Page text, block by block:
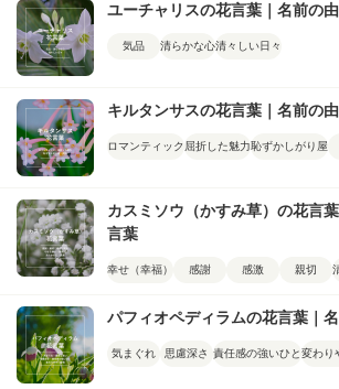
ユーチャリスの花言葉｜名前の
気品 清らかな心清々しい日々
キルタンサスの花言葉｜名前の
ロマンティック 屈折した魅力恥ずかしがり屋
カスミソウ（かすみ草）の花言
言葉
幸せ（幸福） 感謝 感激 親切
パフィオペディラムの花言葉｜
気まぐれ 思慮深さ 責任感の強いひと変わり